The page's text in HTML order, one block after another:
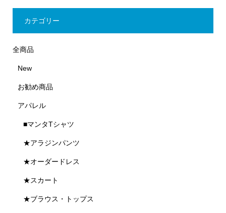
カテゴリー
全商品
New
お勧め商品
アパレル
■マンタTシャツ
★アラジンパンツ
★オーダードレス
★スカート
★ブラウス・トップス